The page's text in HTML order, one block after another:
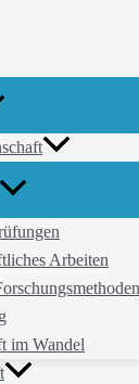
Arbeiten
im Wandel